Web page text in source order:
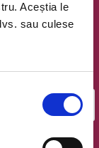
Aceștia le
sau culese
cele mai noi